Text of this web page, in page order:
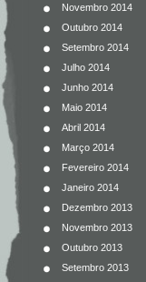
Novembro 2014
Outubro 2014
Setembro 2014
Julho 2014
Junho 2014
Maio 2014
Abril 2014
Março 2014
Fevereiro 2014
Janeiro 2014
Dezembro 2013
Novembro 2013
Outubro 2013
Setembro 2013